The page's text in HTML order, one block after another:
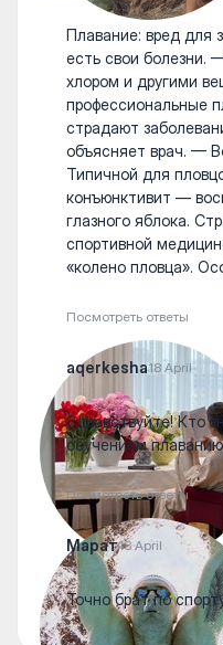
Плавание: вред для
есть свои болезни.
хлором и другими
профессиональные
страдают
объясняет врач. —
Типичной для
конъюнктивит —
глазного яблока.
спортивной
«колено пловца».
Посмотреть ответы
aqerkesha18 April
Здравствуйте! Кто
обучением
Посмотреть ответы
Марат18 April
Точно брат по